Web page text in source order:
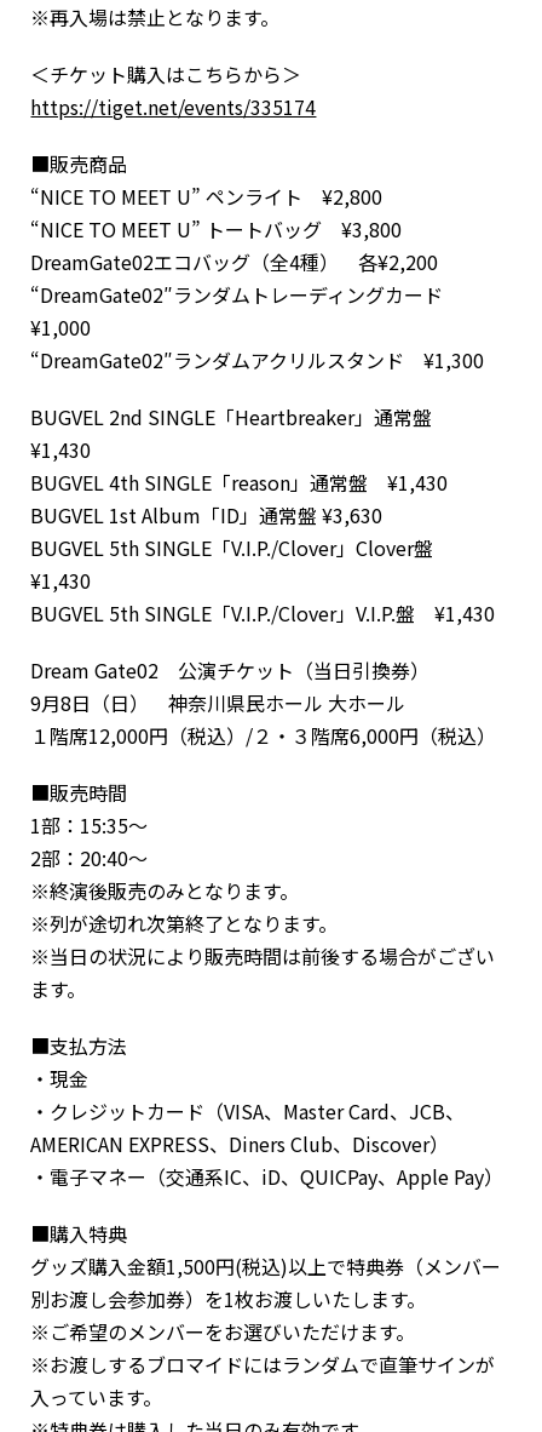
※再入場は禁止となります。
＜チケット購入はこちらから＞
https://tiget.net/events/335174
■販売商品
“NICE TO MEET U” ペンライト ¥2,800
“NICE TO MEET U” トートバッグ ¥3,800
DreamGate02エコバッグ（全4種） 各¥2,200
“DreamGate02″ランダムトレーディングカード
¥1,000
“DreamGate02″ランダムアクリルスタンド ¥1,300
BUGVEL 2nd SINGLE「Heartbreaker」通常盤
¥1,430
BUGVEL 4th SINGLE「reason」通常盤 ¥1,430
BUGVEL 1st Album「ID」通常盤 ¥3,630
BUGVEL 5th SINGLE「V.I.P./Clover」Clover盤
¥1,430
BUGVEL 5th SINGLE「V.I.P./Clover」V.I.P.盤 ¥1,430
Dream Gate02 公演チケット（当日引換券）
9月8日（日） 神奈川県民ホール 大ホール
１階席12,000円（税込）/２・３階席6,000円（税込）
■販売時間
1部：15:35〜
2部：20:40〜
※終演後販売のみとなります。
※列が途切れ次第終了となります。
※当日の状況により販売時間は前後する場合がござい
ます。
■支払方法
・現金
・クレジットカード（VISA、Master Card、JCB、
AMERICAN EXPRESS、Diners Club、Discover）
・電子マネー（交通系IC、iD、QUICPay、Apple Pay）
■購入特典
グッズ購入金額1,500円(税込)以上で特典券（メンバー
別お渡し会参加券）を1枚お渡しいたします。
※ご希望のメンバーをお選びいただけます。
※お渡しするブロマイドにはランダムで直筆サインが
入っています。